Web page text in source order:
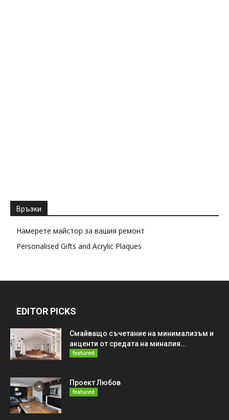
Връзки
Намерете майстор за вашия ремонт
Personalised Gifts and Acrylic Plaques
EDITOR PICKS
Смайващо съчетание на минимализъм и
акценти от средата на миналия...
featured
Проект Любов
featured